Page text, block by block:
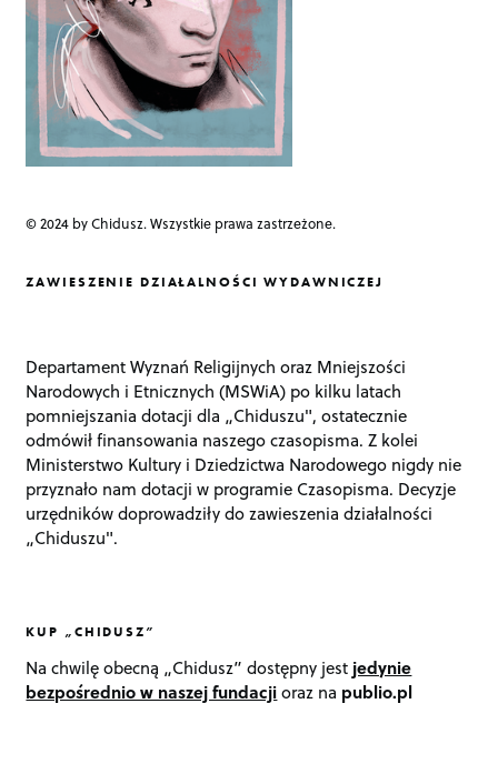
© 2024 by Chidusz. Wszystkie prawa zastrzeżone.
ZAWIESZENIE DZIAŁALNOŚCI WYDAWNICZEJ
Departament Wyznań Religijnych oraz Mniejszości
Narodowych i Etnicznych (MSWiA) po kilku latach
pomniejszania dotacji dla „Chiduszu", ostatecznie
odmówił finansowania naszego czasopisma. Z kolei
Ministerstwo Kultury i Dziedzictwa Narodowego nigdy nie
przyznało nam dotacji w programie Czasopisma. Decyzje
urzędników doprowadziły do zawieszenia działalności
„Chiduszu".
KUP „CHIDUSZ”
Na chwilę obecną „Chidusz” dostępny jest jedynie
bezpośrednio w naszej fundacjioraz na publio.pl